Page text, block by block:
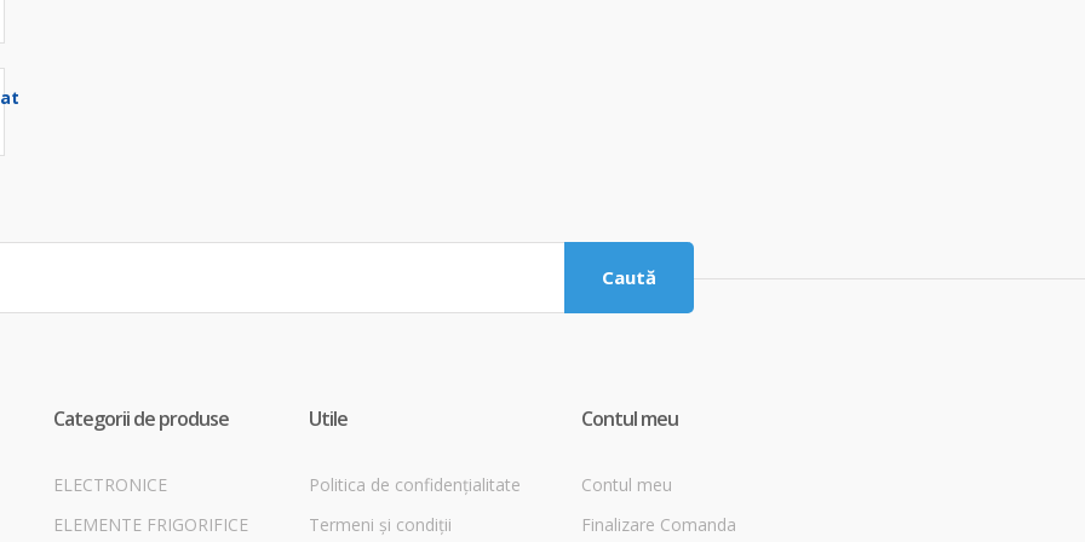
Caută
Categorii de produse
ELECTRONICE
ELEMENTE FRIGORIFICE
Utile
Politica de confidențialitate
Termeni și condiții
Contul meu
Contul meu
Finalizare Comanda